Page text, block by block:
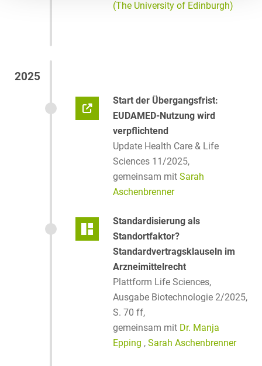
(The University of Edinburgh)
2025
Start der Übergangsfrist:
EUDAMED-Nutzung wird
verpflichtend
Update Health Care & Life
Sciences 11/2025,
gemeinsam mit Sarah
Aschenbrenner
Standardisierung als
Standortfaktor?
Standardvertragsklauseln im
Arzneimittelrecht
Plattform Life Sciences,
Ausgabe Biotechnologie 2/2025,
S. 70 ff,
gemeinsam mit Dr. Manja
Epping , Sarah Aschenbrenner